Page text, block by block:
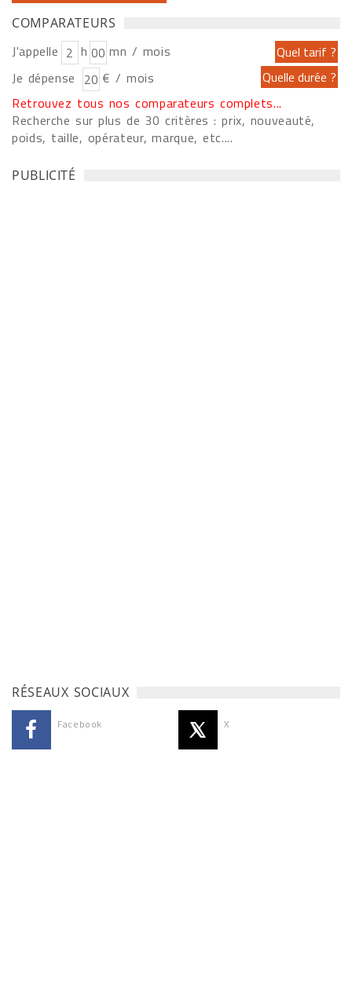
COMPARATEURS
J'appelle h
mn / mois
Je dépense
€ / mois
Retrouvez tous nos comparateurs complets...
Recherche sur plus de 30 critères : prix, nouveauté,
poids, taille, opérateur, marque, etc....
PUBLICITÉ
RÉSEAUX SOCIAUX
Facebook X